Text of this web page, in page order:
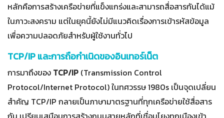
หลักคือการสร้างเครือข่ายที่แข็งแกร่งและสามารถสื่อสารกันได้แม้
ในภาวะสงคราม แต่ในยุคนี้ยังไม่มีแนวคิดเรื่องการเข้ารหัสข้อมูล
เพื่อความปลอดภัยสำหรับผู้ใช้งานทั่วไป
TCP/IP และการถือกำเนิดของอินเทอร์เน็ต
การมาถึงของ TCP/IP (Transmission Control
Protocol/Internet Protocol) ในทศวรรษ 1980s เป็นจุดเปลี่ยน
สำคัญ TCP/IP กลายเป็นภาษามาตรฐานที่ทุกเครือข่ายใช้สื่อสาร